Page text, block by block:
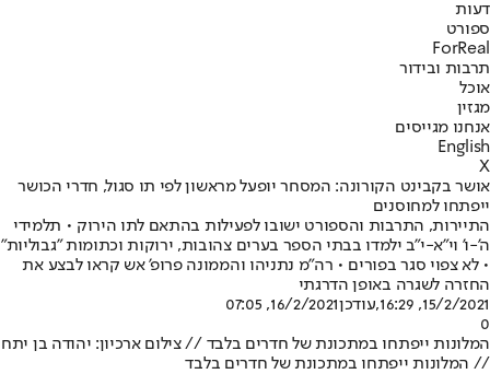
דעות
ספורט
ForReal
תרבות ובידור
אוכל
מגזין
אנחנו מגייסים
English
X
אושר בקבינט הקורונה: המסחר יופעל מראשון לפי תו סגול, חדרי הכושר
ייפתחו למחוסנים
התיירות, התרבות והספורט ישובו לפעילות בהתאם לתו הירוק • תלמידי
ה'-ו' וי"א-י"ב ילמדו בבתי הספר בערים צהובות, ירוקות וכתומות "גבוליות"
• לא צפוי סגר בפורים • רה"מ נתניהו והממונה פרופ' אש קראו לבצע את
החזרה לשגרה באופן הדרגתי
15/2/2021, 16:29
,עודכן16/2/2021, 07:05
0
המלונות ייפתחו במתכונת של חדרים בלבד // צילום ארכיון: יהודה בן יתח
// המלונות ייפתחו במתכונת של חדרים בלבד